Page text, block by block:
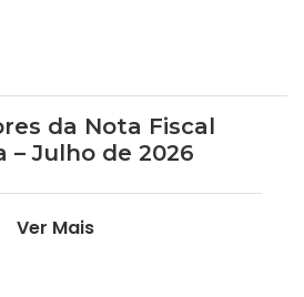
da Nota Fiscal
– Julho de 2026
Ver Mais